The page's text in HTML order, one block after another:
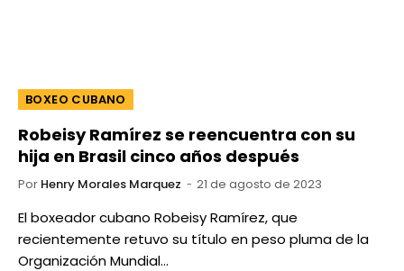
BOXEO CUBANO
Robeisy Ramírez se reencuentra con su
hija en Brasil cinco años después
Por Henry Morales Marquez 21 de agosto de 2023
El boxeador cubano Robeisy Ramírez, que
recientemente retuvo su título en peso pluma de la
Organización Mundial…